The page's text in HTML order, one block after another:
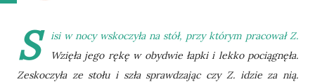
S
isi w nocy wskoczyła na stół, przy którym pracował Z.
Wzięła jego rękę w obydwie łapki i lekko pociągnęła.
Zeskoczyła ze stołu i szła sprawdzając czy Z. idzie za nią.